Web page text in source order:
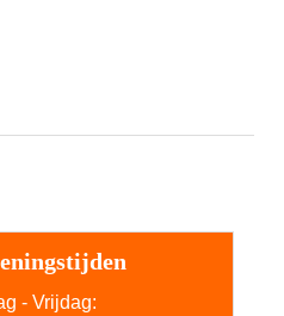
- Vrijdag: